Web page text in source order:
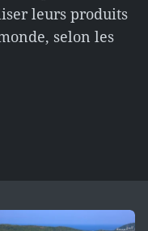
leurs produits
selon les